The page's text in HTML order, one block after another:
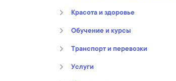
Kрасота и здоровье
Обучение и курсы
Транспорт и перевозки
Услуги